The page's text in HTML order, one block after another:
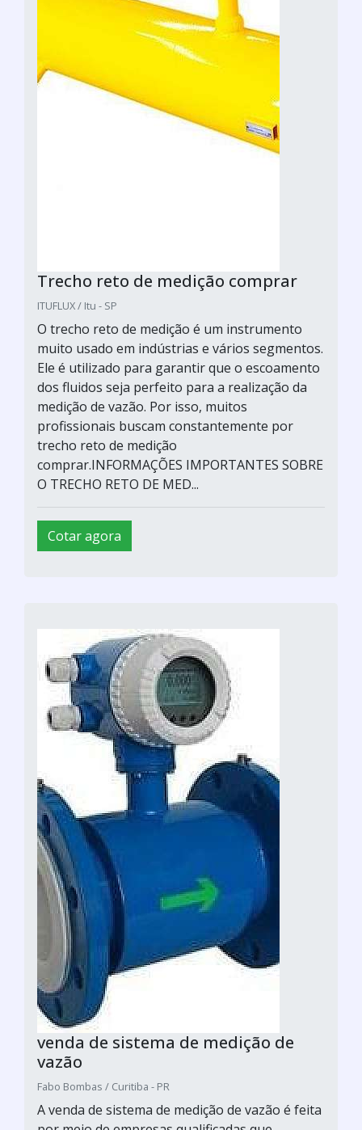
Trecho reto de medição comprar
ITUFLUX / Itu - SP
O trecho reto de medição é um instrumento
muito usado em indústrias e vários segmentos.
Ele é utilizado para garantir que o escoamento
dos fluidos seja perfeito para a realização da
medição de vazão. Por isso, muitos
profissionais buscam constantemente por
trecho reto de medição
comprar.INFORMAÇÕES IMPORTANTES SOBRE
O TRECHO RETO DE MED...
Cotar agora
venda de sistema de medição de
vazão
Fabo Bombas / Curitiba - PR
A venda de sistema de medição de vazão é feita